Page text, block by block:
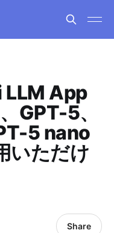
App
GPT-5、
5 nano
いただけ
Share